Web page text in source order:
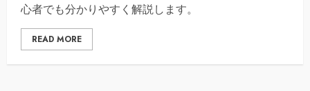
心者でも分かりやすく解説します。
READ MORE